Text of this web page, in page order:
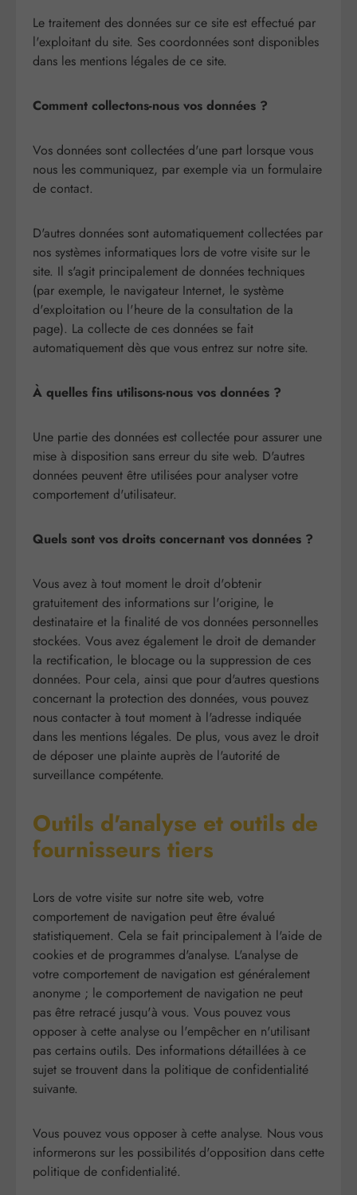
Le traitement des données sur ce site est effectué par
l'exploitant du site. Ses coordonnées sont disponibles
dans les mentions légales de ce site.
Comment collectons-nous vos données ?
Vos données sont collectées d'une part lorsque vous
nous les communiquez, par exemple via un formulaire
de contact.
D'autres données sont automatiquement collectées par
nos systèmes informatiques lors de votre visite sur le
site. Il s'agit principalement de données techniques
(par exemple, le navigateur Internet, le système
d'exploitation ou l'heure de la consultation de la
page). La collecte de ces données se fait
automatiquement dès que vous entrez sur notre site.
À quelles fins utilisons-nous vos données ?
Une partie des données est collectée pour assurer une
mise à disposition sans erreur du site web. D'autres
données peuvent être utilisées pour analyser votre
comportement d'utilisateur.
Quels sont vos droits concernant vos données ?
Vous avez à tout moment le droit d'obtenir
gratuitement des informations sur l'origine, le
destinataire et la finalité de vos données personnelles
stockées. Vous avez également le droit de demander
la rectification, le blocage ou la suppression de ces
données. Pour cela, ainsi que pour d'autres questions
concernant la protection des données, vous pouvez
nous contacter à tout moment à l'adresse indiquée
dans les mentions légales. De plus, vous avez le droit
de déposer une plainte auprès de l'autorité de
surveillance compétente.
Outils d'analyse et outils de
fournisseurs tiers
Lors de votre visite sur notre site web, votre
comportement de navigation peut être évalué
statistiquement. Cela se fait principalement à l'aide de
cookies et de programmes d'analyse. L'analyse de
votre comportement de navigation est généralement
anonyme ; le comportement de navigation ne peut
pas être retracé jusqu'à vous. Vous pouvez vous
opposer à cette analyse ou l'empêcher en n'utilisant
pas certains outils. Des informations détaillées à ce
sujet se trouvent dans la politique de confidentialité
suivante.
Vous pouvez vous opposer à cette analyse. Nous vous
informerons sur les possibilités d'opposition dans cette
politique de confidentialité.